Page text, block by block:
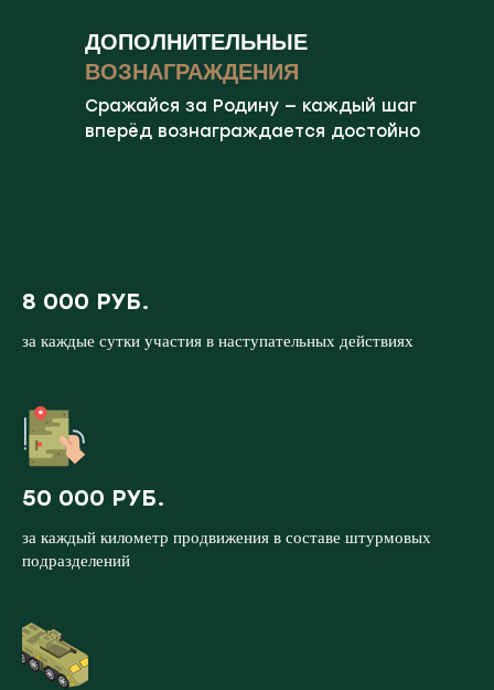
ДОПОЛНИТЕЛЬНЫЕ
ВОЗНАГРАЖДЕНИЯ
Сражайся за Родину — каждый шаг
вперёд вознаграждается достойно
8 000 РУБ.
за каждые сутки участия в наступательных действиях
50 000 РУБ.
за каждый километр продвижения в составе штурмовых
подразделений